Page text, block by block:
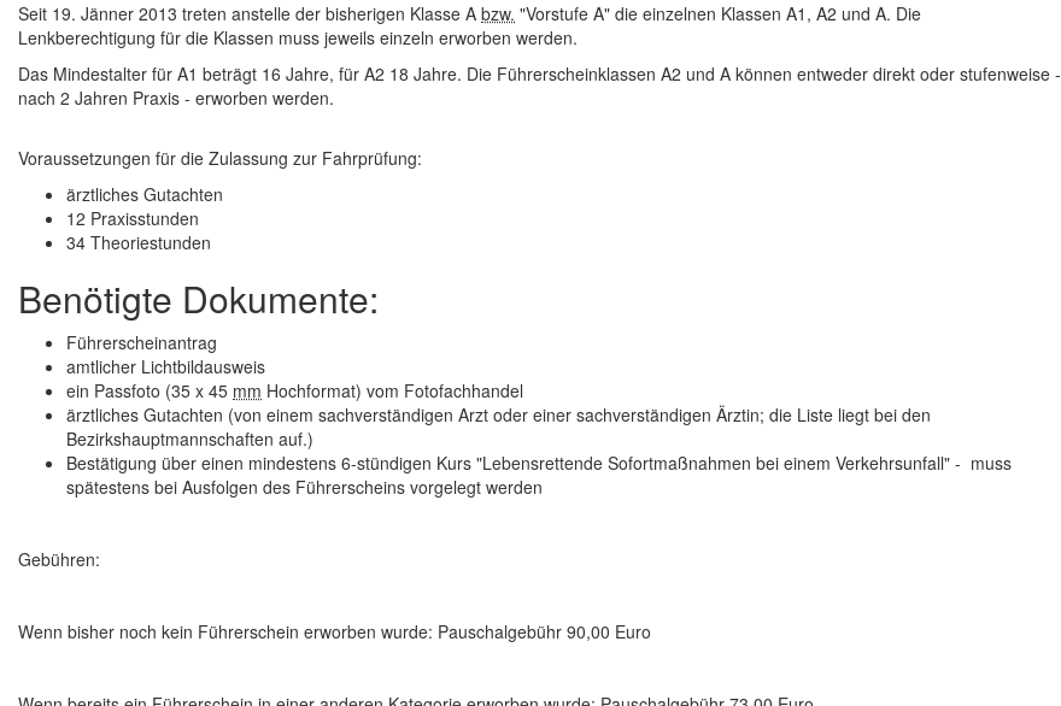
Seit 19. Jänner 2013 treten anstelle der bisherigen Klasse A bzw. "Vorstufe A" die einzelnen Klassen A1, A2 und A. Die
Lenkberechtigung für die Klassen muss jeweils einzeln erworben werden.
Das Mindestalter für A1 beträgt 16 Jahre, für A2 18 Jahre. Die Führerscheinklassen A2 und A können entweder direkt oder stufenweise -
nach 2 Jahren Praxis - erworben werden.
Voraussetzungen für die Zulassung zur Fahrprüfung:
ärztliches Gutachten
12 Praxisstunden
34 Theoriestunden
Benötigte Dokumente:
Führerscheinantrag
amtlicher Lichtbildausweis
ein Passfoto (35 x 45 mm Hochformat) vom Fotofachhandel
ärztliches Gutachten (von einem sachverständigen Arzt oder einer sachverständigen Ärztin; die Liste liegt bei den
Bezirkshauptmannschaften auf.)
Bestätigung über einen mindestens 6-stündigen Kurs "Lebensrettende Sofortmaßnahmen bei einem Verkehrsunfall" - muss
spätestens bei Ausfolgen des Führerscheins vorgelegt werden
Gebühren:
Wenn bisher noch kein Führerschein erworben wurde: Pauschalgebühr 90,00 Euro